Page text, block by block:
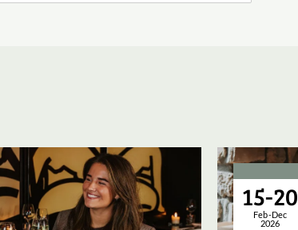
15-20
Feb-Dec
2026